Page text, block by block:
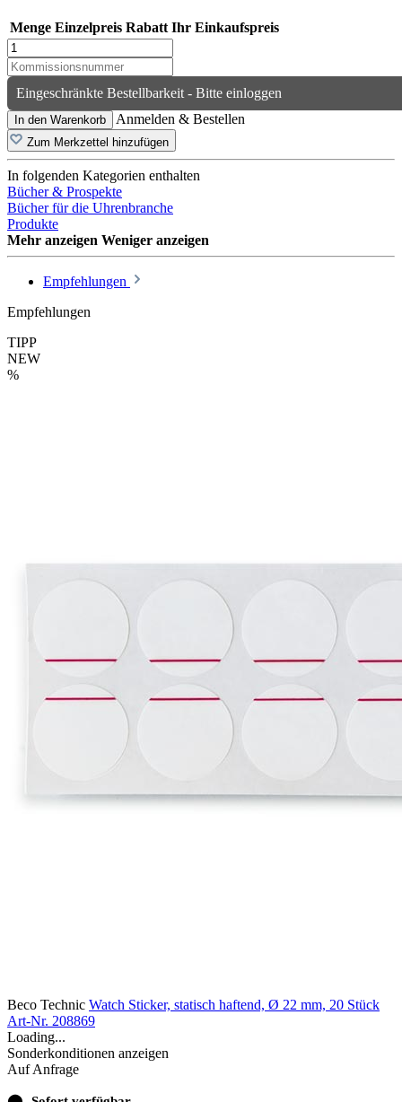
Menge Einzelpreis Rabatt Ihr Einkaufspreis
Eingeschränkte Bestellbarkeit - Bitte einloggen
In den Warenkorb Anmelden & Bestellen
Zum Merkzettel hinzufügen
In folgenden Kategorien enthalten
Bücher & Prospekte
Bücher für die Uhrenbranche
Produkte
Mehr anzeigen Weniger anzeigen
Empfehlungen
Empfehlungen
TIPP
NEW
%
Beco Technic Watch Sticker, statisch haftend, Ø 22 mm, 20 Stück
Art-Nr. 208869
Loading...
Sonderkonditionen anzeigen
Auf Anfrage